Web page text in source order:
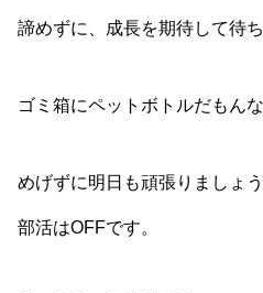
諦めずに、成長を期待して待ち
ゴミ箱にペットボトルだもん
めげずに明日も頑張りましょう
部活はOFFです。